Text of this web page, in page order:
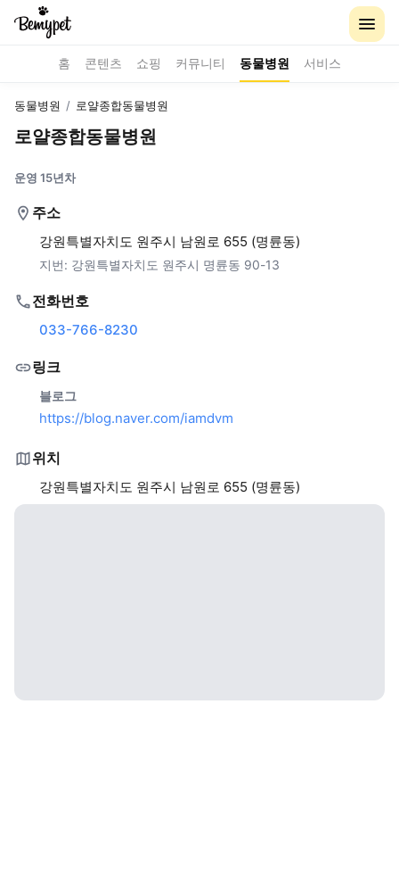
홈 콘텐츠 쇼핑 커뮤니티 동물병원 서비스
동물병원 / 로얄종합동물병원
로얄종합동물병원
운영 15년차
주소
강원특별자치도 원주시 남원로 655 (명륜동)
지번: 강원특별자치도 원주시 명륜동 90-13
전화번호
033-766-8230
링크
블로그
https://blog.naver.com/iamdvm
위치
강원특별자치도 원주시 남원로 655 (명륜동)